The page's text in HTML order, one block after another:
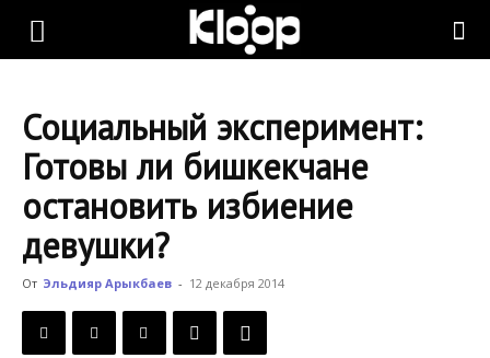
KLOOP.KG
Новости
Кыргызстана
Социальный эксперимент:
Готовы ли бишкекчане
остановить избиение
девушки?
От Эльдияр Арыкбаев - 12 декабря 2014